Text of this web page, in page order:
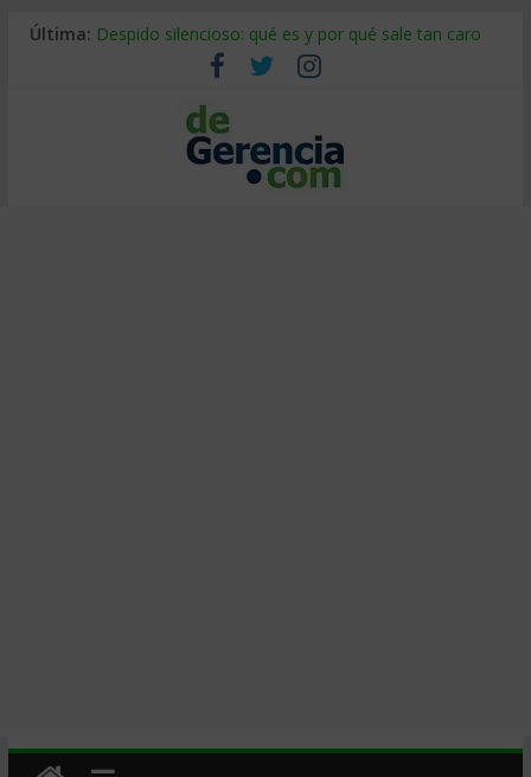
Última: Despido silencioso: qué es y por qué sale tan caro
La economía de Venezuela después del terremoto
Los 8 pasos de Kotter: liderar el cambio sin fracasar
Gestión de proyectos con IA: qué cambia en el oficio
IA y creatividad: cómo evitar que todos piensen igual